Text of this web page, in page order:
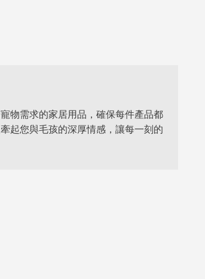
物需求的家居用品，確保每件產品都
起您與毛孩的深厚情感，讓每一刻的